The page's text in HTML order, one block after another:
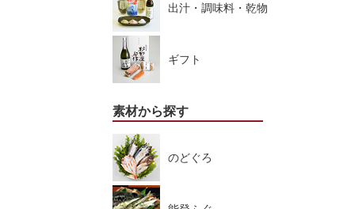
出汁・調味料・乾物
ギフト
素材から探す
のどぐろ